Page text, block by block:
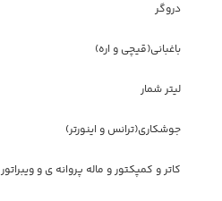
دروگر
باغبانی(قیچی و اره)
لیتر شمار
جوشکاری(ترانس و اینورتر)
کاتر و کمپکتور و ماله پروانه ی و ویبراتور